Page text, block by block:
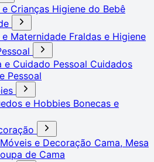
Crianças Higiene do Bebê
Maternidade Fraldas e Higiene
e Cuidado Pessoal Cuidados
Pessoal
e Hobbies Bonecas e
e Decoração Cama, Mesa
de Cama